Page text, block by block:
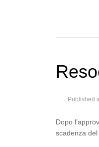
Published
Dopo
scadenza